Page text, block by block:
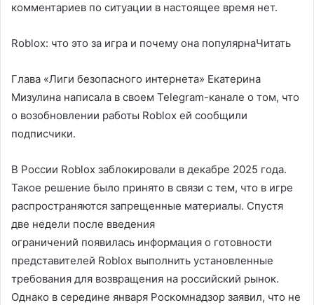
комментариев по ситуации в настоящее время нет.
Roblox: что это за игра и почему она популярнаЧитать
Глава «Лиги безопасного интернета» Екатерина
Мизулина написала в своем Telegram-канале о том, что
о возобновлении работы Roblox ей сообщили
подписчики.
В России Roblox заблокировали в декабре 2025 года.
Такое решение было принято в связи с тем, что в игре
распространяются запрещенные материалы. Спустя
две недели после введения
ограничений появилась информация о готовности
представителей Roblox выполнить установленные
требования для возвращения на российский рынок.
Однако в середине января Роскомнадзор заявил, что не